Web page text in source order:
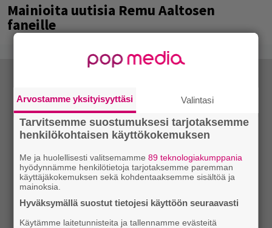
Mainioita uutisia Remu Aaltosen
faneille
Arvostamme yksityisyyttäsi Valintasi
Tarvitsemme suostumuksesi tarjotaksemme
henkilökohtaisen käyttökokemuksen
Me ja huolellisesti valitsemamme89 teknologiakumppania
hyödynnämme henkilötietoja tarjotaksemme paremman
käyttäjäkokemuksen sekä kohdentaaksemme sisältöä ja
mainoksia.
Hyväksymällä suostut tietojesi käyttöön seuraavasti
Käytämme laitetunnisteita ja tallennamme evästeitä